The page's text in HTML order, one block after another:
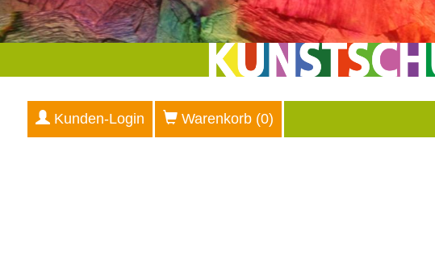
Kunden-Login Warenkorb (0)